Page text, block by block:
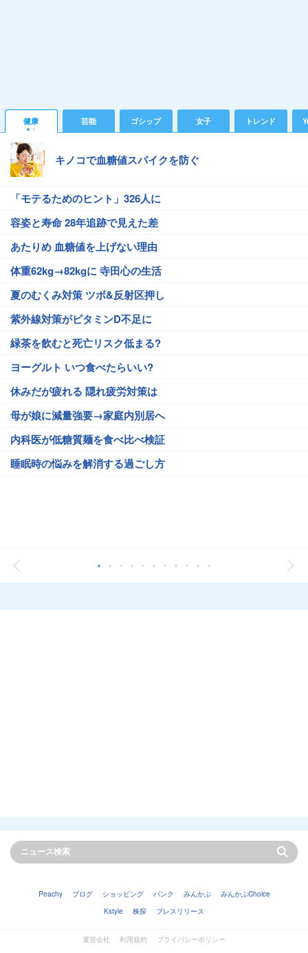
健康 芸能 ゴシップ 女子 トレンド
キノコで血糖値スパイクを防ぐ
「モテるためのヒント」326人に
容姿と寿命 28年追跡で見えた差
あたりめ 血糖値を上げない理由
体重62kg→82kgに 寺田心の生活
夏のむくみ対策 ツボ&反射区押し
紫外線対策がビタミンD不足に
緑茶を飲むと死亡リスク低まる?
ヨーグルト いつ食べたらいい?
休みだが疲れる 隠れ疲労対策は
母が娘に減量強要→家庭内別居へ
内科医が低糖質麺を食べ比べ検証
睡眠時の悩みを解消する過ごし方
Peachy ブログ ショッピング バンク みんかぶ
みんかぶChoice
Kstyle
株探 プレスリリース
運営会社 利用規約
プライバシーポリシー